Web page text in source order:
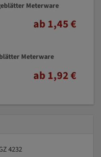
Meterware
ab 1,45 €
Meterware
ab 1,92 €
4232